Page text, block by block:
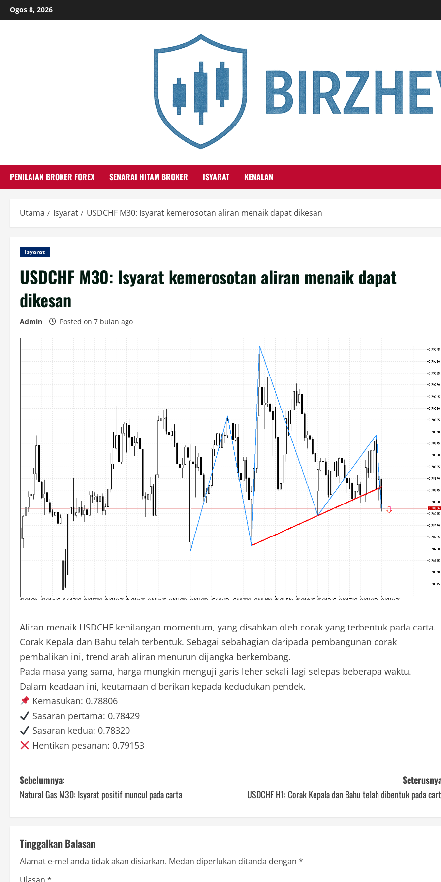
Skip
to
Ogos 8, 2026
PENILAIAN BROKER FOREX SENARAI HITAM BROKER ISYARAT KENALAN
Utama Isyarat USDCHF M30: Isyarat kemerosotan aliran menaik dapat dikesan
Isyarat
USDCHF M30: Isyarat kemerosotan aliran menaik dapat
dikesan
Admin Posted on 7 bulan ago
Aliran menaik USDCHF kehilangan momentum, yang disahkan oleh corak yang terbentuk pada carta.
Corak Kepala dan Bahu telah terbentuk. Sebagai sebahagian daripada pembangunan corak
pembalikan ini, trend arah aliran menurun dijangka berkembang.
Pada masa yang sama, harga mungkin menguji garis leher sekali lagi selepas beberapa waktu.
Dalam keadaan ini, keutamaan diberikan kepada kedudukan pendek.
Kemasukan: 0.78806
Sasaran pertama: 0.78429
Sasaran kedua: 0.78320
Hentikan pesanan: 0.79153
P
o
s
t
n
Sebelumnya:
Natural Gas M30: Isyarat positif muncul pada carta
USDCHF H1: Corak Kepala dan Bahu telah dibentuk pada
Tinggalkan Balasan
Alamat e-mel anda tidak akan disiarkan. Medan diperlukan ditanda dengan *
Ulasan *